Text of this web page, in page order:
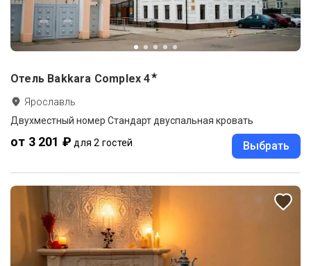
Отель Bakkara Complex 4★
Ярославль
Двухместный номер Стандарт двуспальная кровать
от 3 201 ₽ для 2 гостей Выбрать